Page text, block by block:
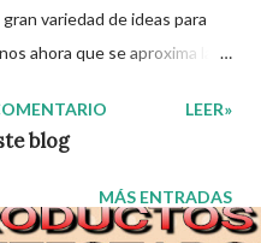
variedad de ideas para
ahora que se aproxima la
creatividad de sus
para el 10 de mayo.
a los autores de este
será muy divertido para
LEER»
MÁS ENTRADAS
blog